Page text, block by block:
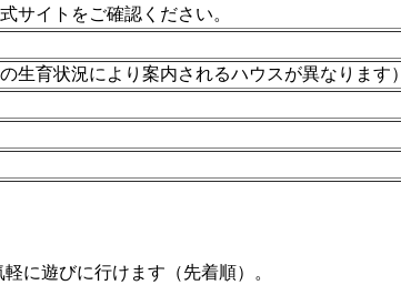
サイトをご確認ください。
生育状況により案内されるハウスが異なります）
に遊びに行けます（先着順）。